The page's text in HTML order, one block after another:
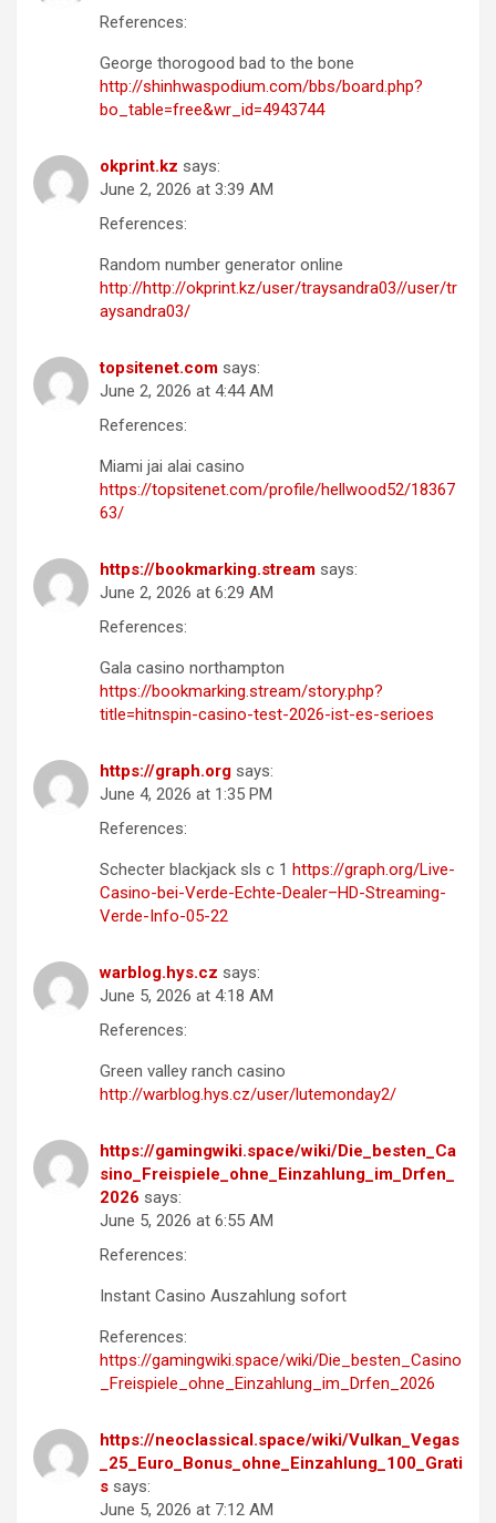
References:
George thorogood bad to the bone
http://shinhwaspodium.com/bbs/board.php?
bo_table=free&wr_id=4943744
okprint.kz says:
June 2, 2026 at 3:39 AM
References:
Random number generator online
http://http://okprint.kz/user/traysandra03//user/tr
aysandra03/
topsitenet.com says:
June 2, 2026 at 4:44 AM
References:
Miami jai alai casino
https://topsitenet.com/profile/hellwood52/18367
63/
https://bookmarking.stream says:
June 2, 2026 at 6:29 AM
References:
Gala casino northampton
https://bookmarking.stream/story.php?
title=hitnspin-casino-test-2026-ist-es-serioes
https://graph.org says:
June 4, 2026 at 1:35 PM
References:
Schecter blackjack sls c 1 https://graph.org/Live-
Casino-bei-Verde-Echte-Dealer–HD-Streaming-
Verde-Info-05-22
warblog.hys.cz says:
June 5, 2026 at 4:18 AM
References:
Green valley ranch casino
http://warblog.hys.cz/user/lutemonday2/
https://gamingwiki.space/wiki/Die_besten_Ca
sino_Freispiele_ohne_Einzahlung_im_Drfen_
2026 says:
June 5, 2026 at 6:55 AM
References:
Instant Casino Auszahlung sofort
References:
https://gamingwiki.space/wiki/Die_besten_Casino
_Freispiele_ohne_Einzahlung_im_Drfen_2026
https://neoclassical.space/wiki/Vulkan_Vegas
_25_Euro_Bonus_ohne_Einzahlung_100_Grati
s says:
June 5, 2026 at 7:12 AM